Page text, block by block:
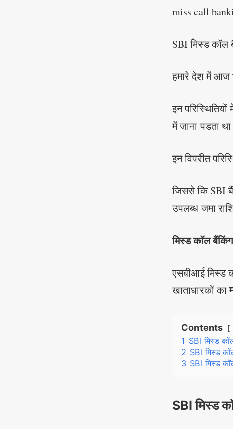
miss call
SBI मिस्ड कॉल
हमारे देश में आज
इन
में जाना पडता
इन विपरीत
जिससे कि SBI
उपलब्ध जमा
मिस्ड कॉल बैंकिंग
एसबीआई मिस्ड
खाताधारकों का
Contents
1 SBI मिस्ड
2 SBI मिस्ड
3 SBI मिस्ड
SBI मिस्ड